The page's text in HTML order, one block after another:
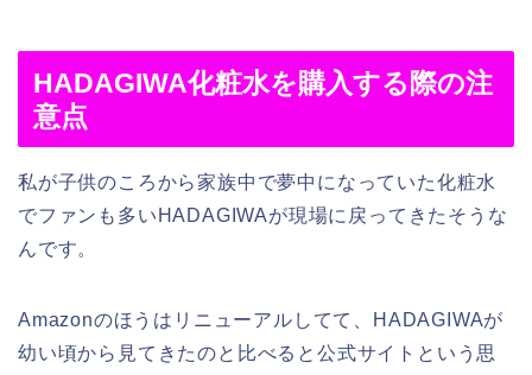
HADAGIWA化粧水を購入する際の注
意点
私が子供のころから家族中で夢中になっていた化粧水
でファンも多いHADAGIWAが現場に戻ってきたそうな
んです。
Amazonのほうはリニューアルしてて、HADAGIWAが
幼い頃から見てきたのと比べると公式サイトという思